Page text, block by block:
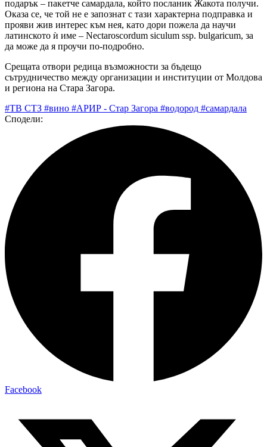
подарък – пакетче самардала, който посланик Жакота получи.
Оказа се, че той не е запознат с тази характерна подправка и
прояви жив интерес към нея, като дори пожела да научи
латинското ѝ име – Nectaroscordum siculum ssp. bulgaricum, за
да може да я проучи по-подробно.
Срещата отвори редица възможности за бъдещо
сътрудничество между организации и институции от Молдова
и региона на Стара Загора.
#ТВ СТЗ #вино #АРИР - Стар Загора #водород #самардала
Сподели:
Facebook